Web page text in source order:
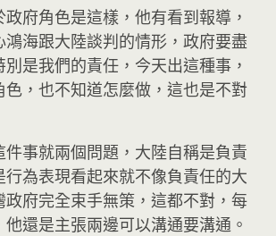
府角色是這樣，他有看到報導，
鴻海跟大陸談判的情形，政府要盡
是我們的責任，今天出這種事，
色，也不知道怎麼做，這也是不對
事就兩個問題，大陸自稱是負責
為表現看起來就不像負責任的大
政府完全束手無策，這都不對，每
還是主張兩邊可以溝通要溝通。